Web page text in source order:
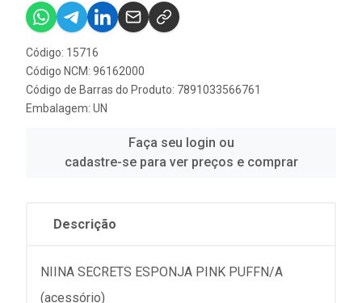
Código: 15716
Código NCM: 96162000
Código de Barras do Produto: 7891033566761
Embalagem: UN
Faça seu login ou
cadastre-se para ver preços e comprar
Descrição
NIINA SECRETS ESPONJA PINK PUFFN/A
(acessório)